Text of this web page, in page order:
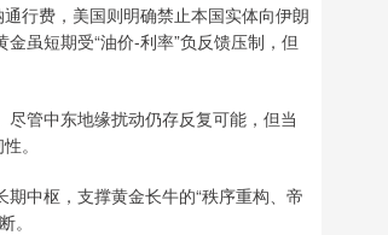
行费，美国则明确禁止本国实体向伊朗
虽短期受“油价-利率”负反馈压制，但
管中东地缘扰动仍存反复可能，但当
。
中枢，支撑黄金长牛的“秩序重构、帝
。